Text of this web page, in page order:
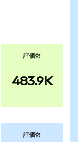
評価数
483.9K
評価数